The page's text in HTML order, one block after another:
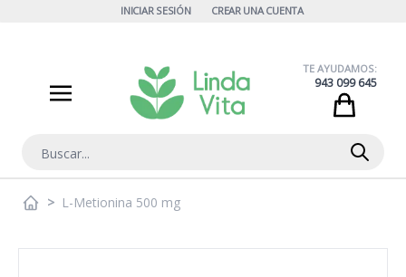
INICIAR SESIÓN CREAR UNA CUENTA
Buscar
TE AYUDAMOS:
943 099 645
> L-Metionina 500 mg